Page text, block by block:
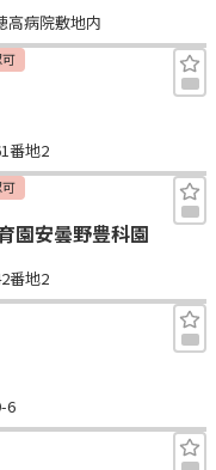
高病院敷地内
番地2
園安曇野豊科園
番地2
6